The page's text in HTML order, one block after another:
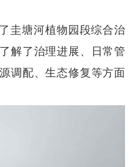
圭塘河植物园段综合治
解了治理进展、日常管
调配、生态修复等方面